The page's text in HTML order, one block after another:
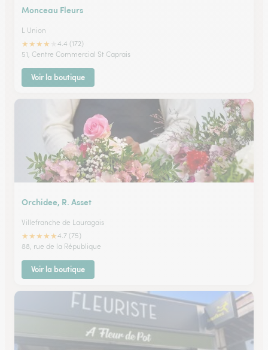
Monceau Fleurs
L Union
★★★★
4.4 (172)
51, Centre Commercial St Caprais
Voir la boutique
Orchidee, R. Asset
Villefranche de Lauragais
★★★★★4.7 (75)
88, rue de la République
Voir la boutique